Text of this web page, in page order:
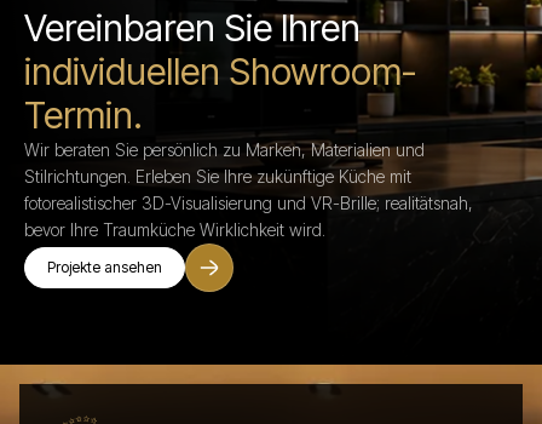
Vereinbaren Sie Ihren
individuellen Showroom-
Termin.
Wir beraten Sie persönlich zu Marken, Materialien und
Stilrichtungen. Erleben Sie Ihre zukünftige Küche mit
fotorealistischer 3D-Visualisierung und VR-Brille; realitätsnah,
bevor Ihre Traumküche Wirklichkeit wird.
Projekte ansehen